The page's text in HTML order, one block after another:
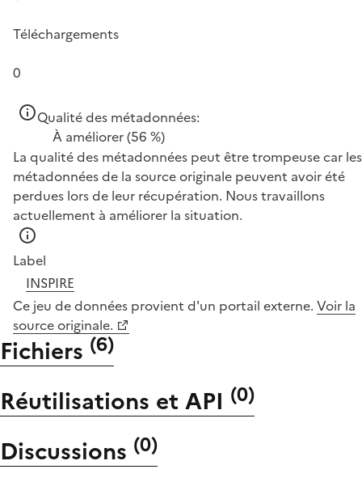
Téléchargements
0
Qualité des métadonnées:
À améliorer(56 %)
La qualité des métadonnées peut être trompeuse car les
métadonnées de la source originale peuvent avoir été
perdues lors de leur récupération. Nous travaillons
actuellement à améliorer la situation.
Label
INSPIRE
Ce jeu de données provient d'un portail externe. Voir la
source originale.
Fichiers (6)
Réutilisations et API (0)
Discussions (0)